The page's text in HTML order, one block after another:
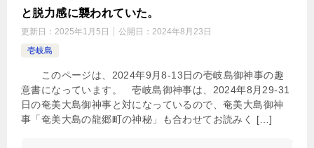
と脱力感に襲われていた。
更新日： 2025年1月5日 公開日： 2024年8月23日
壱岐島
このページは、2024年9月8-13日の壱岐島御神事の趣
意書になっています。 壱岐島御神事は、2024年8月29-31
日の奄美大島御神事と対になっているので、奄美大島御神
事「奄美大島の龍郷町の神秘」も合わせてお読みく […]